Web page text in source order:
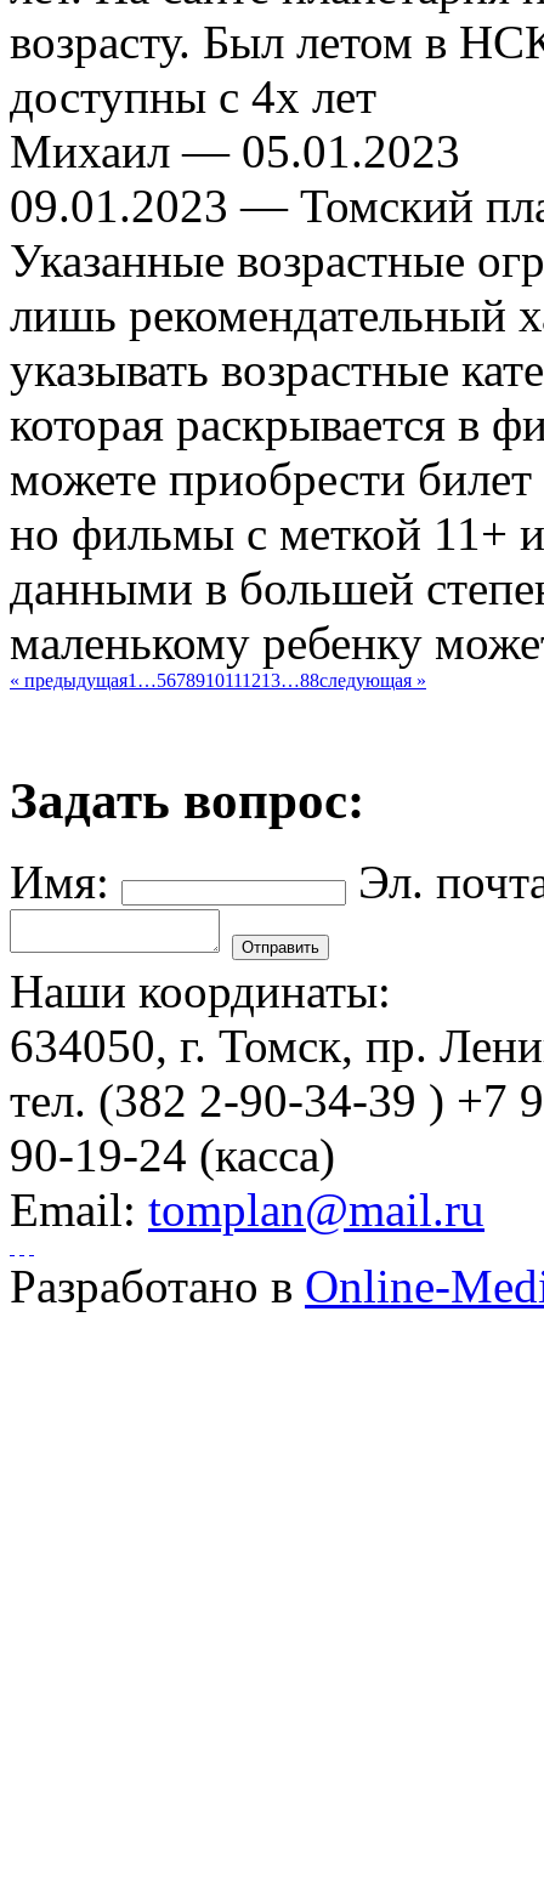
возрасту. Был летом в
доступны с 4х лет
Михаил — 05.01.2023
09.01.2023 — Томский
Указанные возрастные
лишь рекомендательный
указывать возрастные
которая раскрывается в
можете приобрести
но фильмы с меткой
данными в большей
маленькому ребенку
« предыдущая1 …5678910111213…88следующая »
Задать вопрос:
Имя: Эл.
Наши координаты:
634050, г. Томск, пр.
тел. (382 2-90-34-39 ) +7
90-19-24 (касса)
Email: tomplan@mail.ru
Разработано в Online-